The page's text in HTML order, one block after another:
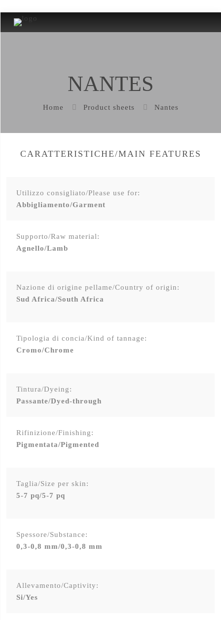
NANTES
Home Product sheets Nantes
CARATTERISTICHE/MAIN FEATURES
Utilizzo consigliato/Please use for:
Abbigliamento/Garment
Supporto/Raw material:
Agnello/Lamb
Nazione di origine pellame/Country of origin:
Sud Africa/South Africa
Tipologia di concia/Kind of tannage:
Cromo/Chrome
Tintura/Dyeing:
Passante/Dyed-through
Rifinizione/Finishing:
Pigmentata/Pigmented
Taglia/Size per skin:
5-7 pq/5-7 pq
Spessore/Substance:
0,3-0,8 mm/0,3-0,8 mm
Allevamento/Captivity:
Si/Yes